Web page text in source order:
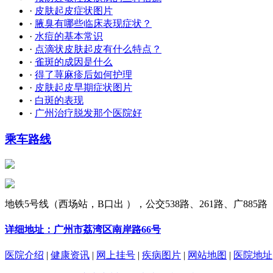
· 皮肤起皮症状图片
· 腋臭有哪些临床表现症状？
· 水痘的基本常识
· 点滴状皮肤起皮有什么特点？
· 雀斑的成因是什么
· 得了荨麻疹后如何护理
· 皮肤起皮早期症状图片
· 白斑的表现
· 广州治疗脱发那个医院好
乘车路线
地铁5号线（西场站，B口出 ），公交538路、261路、广885路
详细地址：广州市荔湾区南岸路66号
医院介绍 | 健康资讯 | 网上挂号 | 疾病图片 | 网站地图 | 医院地址